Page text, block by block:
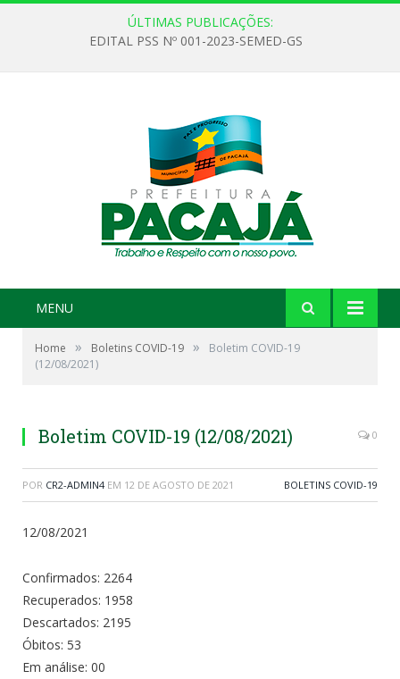
ÚLTIMAS PUBLICAÇÕES:
EDITAL PSS Nº 001-2023-SEMED-GS
MENU
Home » Boletins COVID-19 »
Boletim COVID-19
(12/08/2021)
Boletim COVID-19 (12/08/2021) 0
POR CR2-ADMIN4 EM 12 DE AGOSTO DE 2021 BOLETINS COVID-19
12/08/2021
Confirmados: 2264
Recuperados: 1958
Descartados: 2195
Óbitos: 53
Em análise: 00